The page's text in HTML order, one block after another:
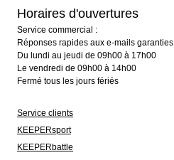
Horaires d'ouvertures
Service commercial :
Réponses rapides aux e-mails garanties
Du lundi au jeudi de 09h00 à 17h00
Le vendredi de 09h00 à 14h00
Fermé tous les jours fériés
Service clients
KEEPERsport
KEEPERbattle